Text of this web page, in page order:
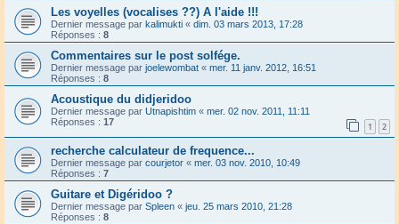
Les voyelles (vocalises ??) A l'aide !!!
Dernier message par kalimukti « dim. 03 mars 2013, 17:28
Réponses : 8
Commentaires sur le post solfége.
Dernier message par joelewombat « mer. 11 janv. 2012, 16:51
Réponses : 8
Acoustique du didjeridoo
Dernier message par Utnapishtim « mer. 02 nov. 2011, 11:11
Réponses : 17 1 2
recherche calculateur de frequence...
Dernier message par courjetor « mer. 03 nov. 2010, 10:49
Réponses : 7
Guitare et Digéridoo ?
Dernier message par Spleen « jeu. 25 mars 2010, 21:28
Réponses : 8